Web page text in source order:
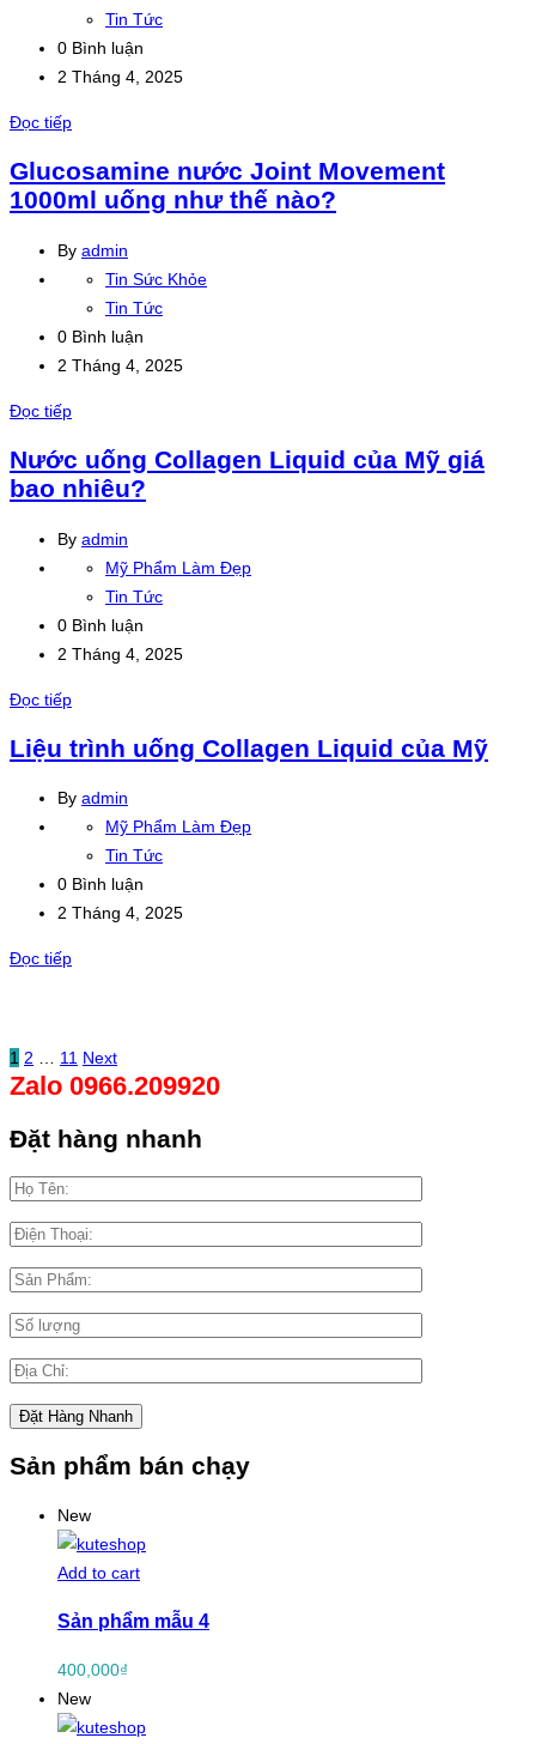
Tin Tức
0 Bình luận
2 Tháng 4, 2025
Đọc tiếp
Glucosamine nước Joint Movement
1000ml uống như thế nào?
By admin
Tin Sức Khỏe
Tin Tức
0 Bình luận
2 Tháng 4, 2025
Đọc tiếp
Nước uống Collagen Liquid của Mỹ giá
bao nhiêu?
By admin
Mỹ Phẩm Làm Đẹp
Tin Tức
0 Bình luận
2 Tháng 4, 2025
Đọc tiếp
Liệu trình uống Collagen Liquid của Mỹ
By admin
Mỹ Phẩm Làm Đẹp
Tin Tức
0 Bình luận
2 Tháng 4, 2025
Đọc tiếp
1 2 … 11 Next
Zalo 0966.209920
Đặt hàng nhanh
Sản phẩm bán chạy
New
Add to cart
Sản phẩm mẫu 4
400,000₫
New